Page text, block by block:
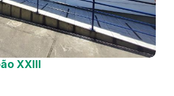
XXIII